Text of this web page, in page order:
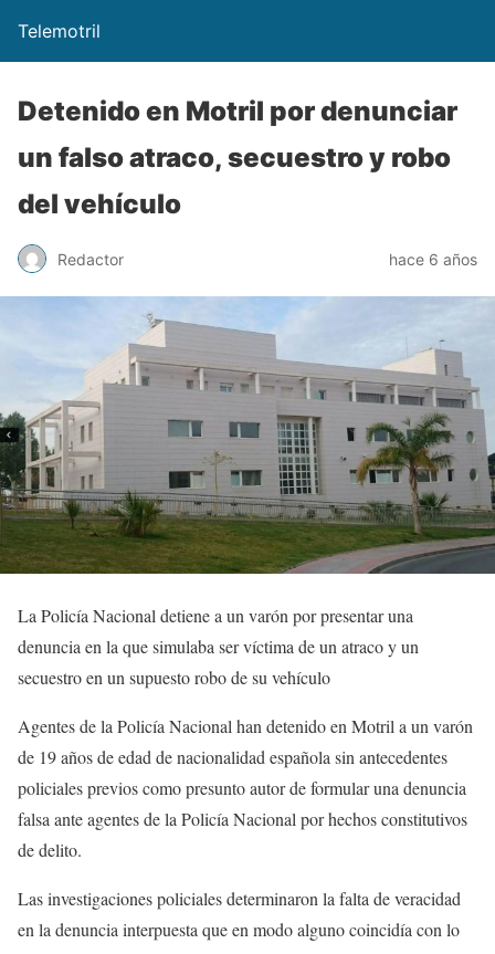
Telemotril
Detenido en Motril por denunciar
un falso atraco, secuestro y robo
del vehículo
Redactor hace 6 años
La Policía Nacional detiene a un varón por presentar una
denuncia en la que simulaba ser víctima de un atraco y un
secuestro en un supuesto robo de su vehículo
Agentes de la Policía Nacional han detenido en Motril a un varón
de 19 años de edad de nacionalidad española sin antecedentes
policiales previos como presunto autor de formular una denuncia
falsa ante agentes de la Policía Nacional por hechos constitutivos
de delito.
Las investigaciones policiales determinaron la falta de veracidad
en la denuncia interpuesta que en modo alguno coincidía con lo